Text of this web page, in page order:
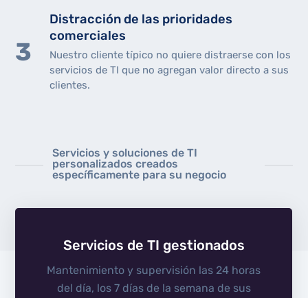
Distracción de las prioridades
comerciales
Nuestro cliente típico no quiere distraerse con los
servicios de TI que no agregan valor directo a sus
clientes.
Servicios y soluciones de TI
personalizados creados
específicamente para su negocio
Servicios de TI gestionados
Mantenimiento y supervisión las 24 horas
del día, los 7 días de la semana de sus